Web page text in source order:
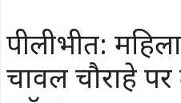
पीलीभीत:
चावल चौराहे